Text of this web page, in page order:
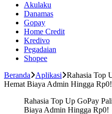
Akulaku
Danamas
Gopay
Home Credit
Kredivo
Pegadaian
Shopee
Beranda
Aplikasi
Rahasia Top
Hemat Biaya Admin Hingga Rp0!
Rahasia Top Up GoPay
Biaya Admin Hingga Rp0!